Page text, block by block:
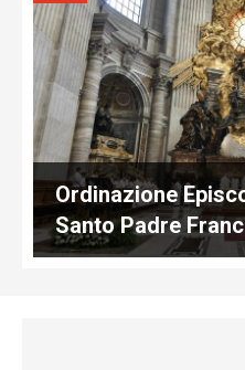
Ordinazione
Santo Padre